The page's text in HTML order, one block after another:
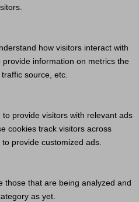
how visitors interact with
information on metrics the
source, etc.
provide visitors with relevant ads
cookies track visitors across
provide customized ads.
those that are being analyzed and
as yet.